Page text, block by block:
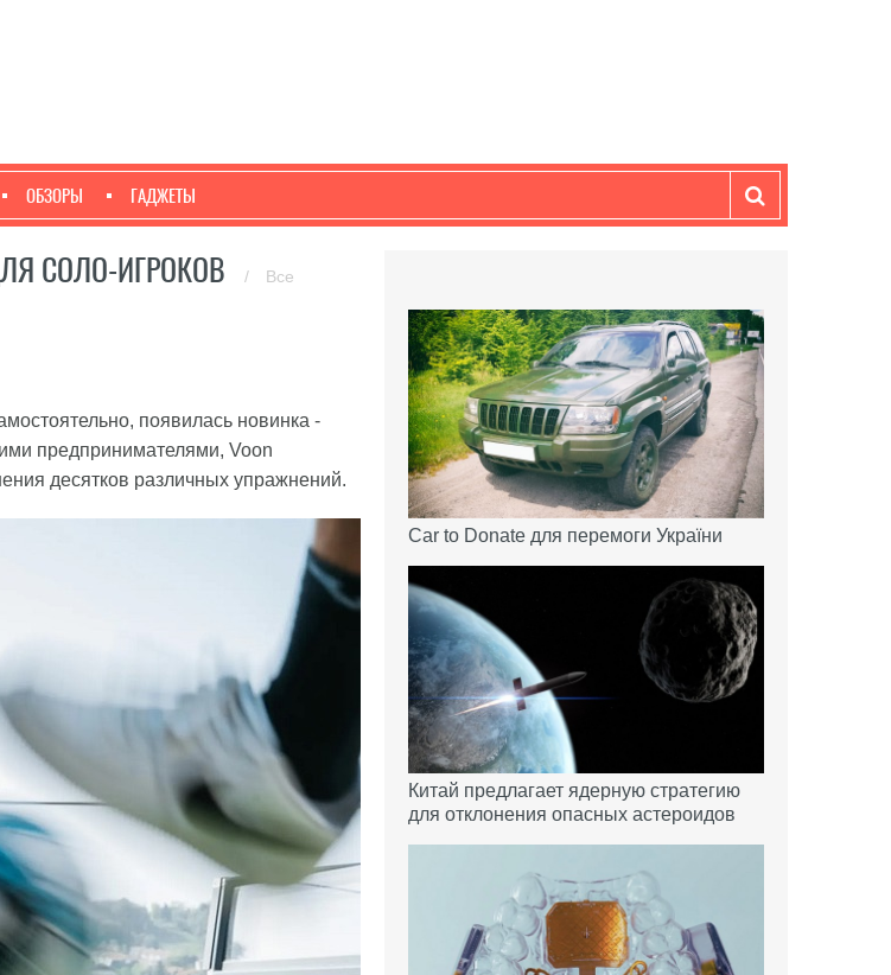
ОБЗОРЫ ГАДЖЕТЫ
СОЛО-ИГРОКОВ / Все
появилась новинка -
предпринимателями, Voon
десятков различных упражнений.
Car to Donate для перемоги України
Китай предлагает ядерную стратегию
для отклонения опасных астероидов